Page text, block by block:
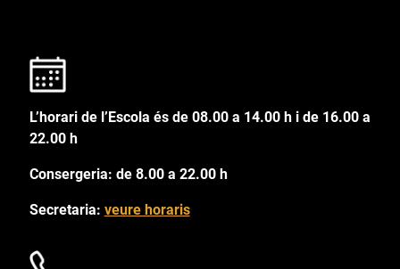
L’horari de l’Escola és de 08.00 a 14.00 h i de 16.00 a
22.00 h
Consergeria: de 8.00 a 22.00 h
Secretaria: veure horaris